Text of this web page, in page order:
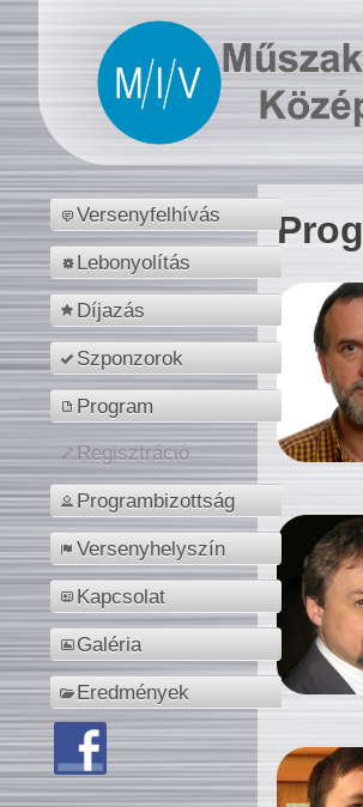
Versenyfelhívás
Lebonyolítás
Díjazás
Szponzorok
Program
Regisztráció
Programbizottság
Versenyhelyszín
Kapcsolat
Galéria
Eredmények